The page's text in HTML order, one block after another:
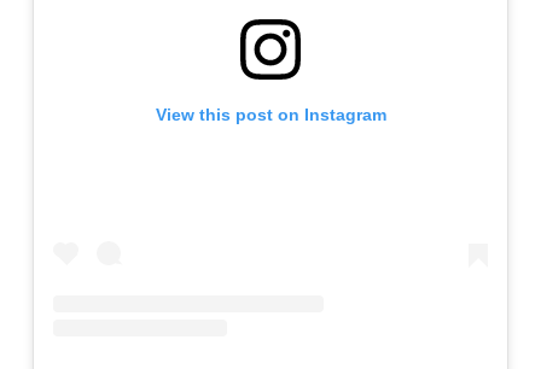
View this post on Instagram